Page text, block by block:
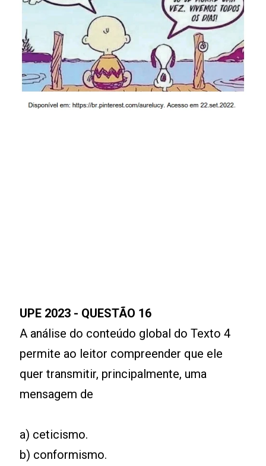
UPE 2023 - QUESTÃO 16
A análise do conteúdo global do Texto 4
permite ao leitor compreender que ele
quer transmitir, principalmente, uma
mensagem de
a) ceticismo.
b) conformismo.